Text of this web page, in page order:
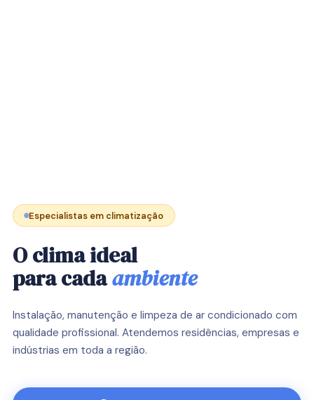
Especialistas em climatização
O clima ideal
para cadaambiente
Instalação, manutenção e limpeza de ar condicionado com
qualidade profissional. Atendemos residências, empresas e
indústrias em toda a região.